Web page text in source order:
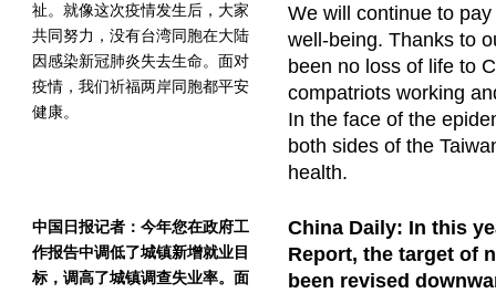
祉。就像这次疫情发生后，大家
共同努力，没有台湾同胞在大陆
因感染新冠肺炎失去生命。面对
疫情，我们祈福两岸同胞都平安
健康。
We will continue to
well-being. Thanks to
been no loss of life to
compatriots working
In the face of the
both sides of the
health.
中国日报记者：今年您在政府工
作报告中调低了城镇新增就业目
标，调高了城镇调查失业率。面
China Daily: In this
Report, the target of
been revised